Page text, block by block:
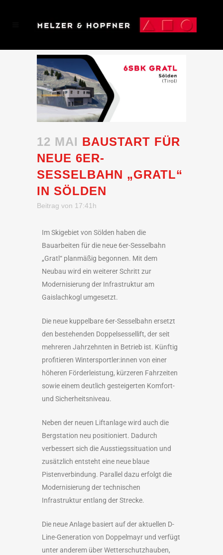
12 MAI BAUSTART FÜR
NEUE 6ER-
SESSELBAHN „GRATL“
IN SÖLDEN
Beitrag von 17:41h
Im Skigebiet von Sölden haben die
Bauarbeiten für die neue 6er-Sesselbahn
„Gratl“ planmäßig begonnen. Mit dem
Neubau wird ein weiterer Schritt zur
Modernisierung der Infrastruktur am
Gaislachkogl umgesetzt.
Die neue kuppelbare 6er-Sesselbahn ersetzt
den bestehenden Doppelsessellift, der seit
mehreren Jahrzehnten in Betrieb ist. Künftig
profitieren Wintersportler:innen von einer
höheren Förderleistung, kürzeren Fahrzeiten
sowie einem deutlich gesteigerten Komfort-
und Sicherheitsniveau.
Neben der neuen Liftanlage wird auch die
Bergstation neu positioniert. Dadurch
verbessert sich die Ausstiegssituation und
zusätzlich entsteht eine neue blaue
Pistenverbindung. Parallel dazu erfolgt die
Modernisierung der technischen
Infrastruktur entlang der Strecke.
Die neue Anlage basiert auf der aktuellen D-
Line-Generation von Doppelmayr und verfügt
unter anderem über Wetterschutzhauben,